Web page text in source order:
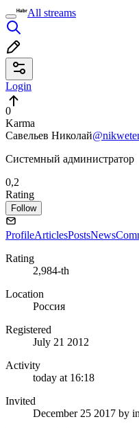
All streams
Login
0
Karma
Савельев Николай
Системный администратор
0,2
Rating
Follow
ProfileArticlesPostsNews
Rating
2,984-th
Location
Россия
Registered
July 21 2012
Activity
today at 16:18
Invited
December 25 2017 by